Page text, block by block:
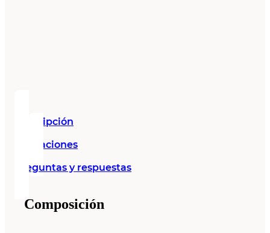
Descripción
Valoraciones
Preguntas y respuestas
Composición